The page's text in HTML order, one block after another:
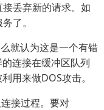
丢弃新的请求。如
了。
就认为这是一个有错
连接在缓冲区队列
用来做DOS攻击。
接过程。要对